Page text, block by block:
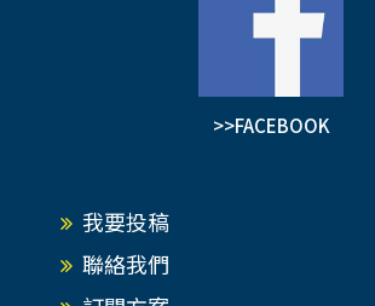
>>FACEBOOK
我要投稿
聯絡我們